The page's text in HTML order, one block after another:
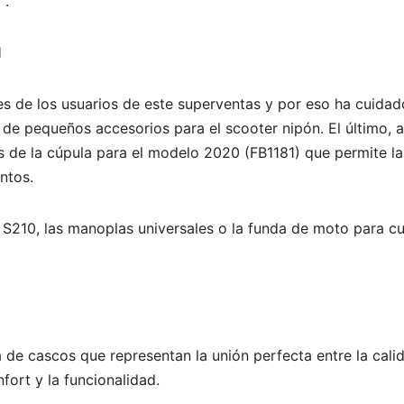
de los usuarios de este superventas y por eso ha
pequeños accesorios para el scooter nipón. El último,
la cúpula para el modelo 2020 (FB1181) que permite la
las manoplas universales o la funda de moto para
cascos que representan la unión perfecta entre la
y la funcionalidad.